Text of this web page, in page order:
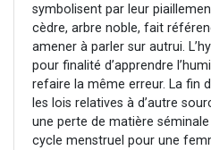
symbolisent par leur
cèdre, arbre noble, fait
amener à parler sur autrui.
pour finalité d’apprendre
refaire la même erreur. La fin
les lois relatives à d’autre
une perte de matière
cycle menstruel pour une